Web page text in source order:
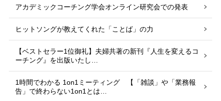
アカデミックコーチング学会オンライン研究会での発表
ヒットソングが教えてくれた「ことば」の力
【ベストセラー1位御礼】夫婦共著の新刊『人生を変えるコ
ーチング』を出版いたし…
1時間でわかる 1on1ミーティング 【「雑談」や「業務報
告」で終わらない1on1とは…